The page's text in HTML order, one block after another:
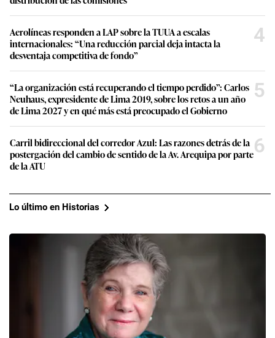
Aerolíneas responden a LAP sobre la TUUA a escalas
internacionales: “Una reducción parcial deja intacta la
desventaja competitiva de fondo”
4
“La organización está recuperando el tiempo perdido”: Carlos
Neuhaus, expresidente de Lima 2019, sobre los retos a un año
de Lima 2027 y en qué más está preocupado el Gobierno
5
Carril bidireccional del corredor Azul: Las razones detrás de la
postergación del cambio de sentido de la Av. Arequipa por parte
de la ATU
6
Lo último en Historias